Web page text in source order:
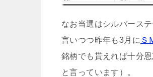
なお当選はシルバース
言いつつ昨年も3月に Ｓ
銘柄でも貰えれば十分
と言っています）。